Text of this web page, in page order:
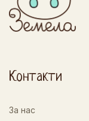
Контакти
За нас